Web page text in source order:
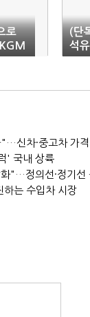
로
진
(단
석
급
"…신차·중고차 가
' 국내 상륙
"…정의선·정기선
는 수입차 시장